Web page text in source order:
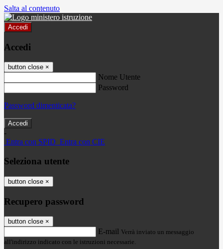
Salta al contenuto
Accedi
Accedi
button close ×
Nome Utente
Password
Password dimenticata?
-
Entra con SPID Entra con CIE
Seleziona utente
button close ×
Recupero password
button close ×
E-mail Verrà inviato un messaggio
all'indirizzo indicato con le istruzioni necessarie.